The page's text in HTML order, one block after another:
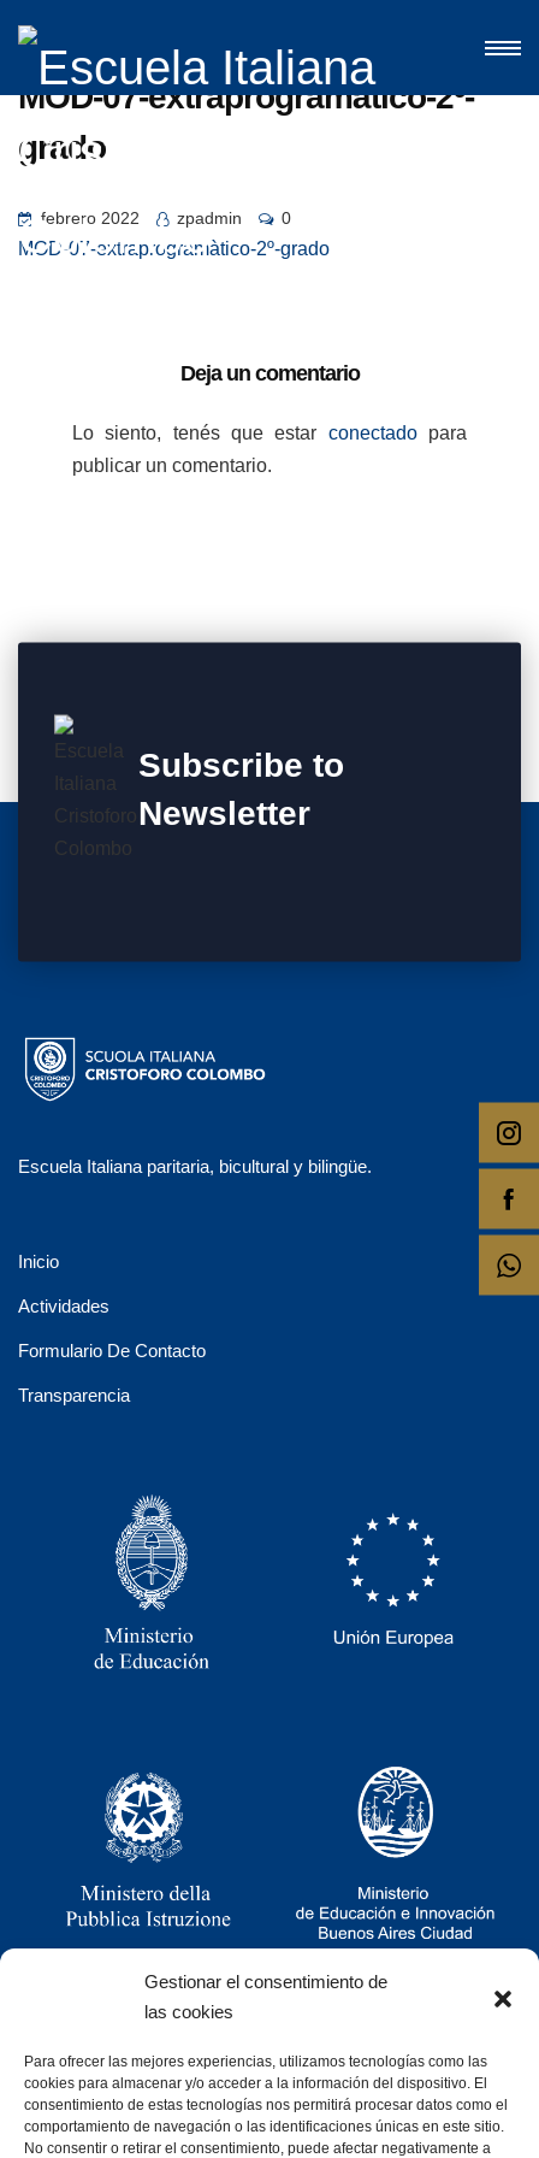
Gestionar el consentimiento de
las cookies
Para ofrecer las mejores experiencias, utilizamos tecnologías como las
cookies para almacenar y/o acceder a la información del dispositivo. El
consentimiento de estas tecnologías nos permitirá procesar datos como el
comportamiento de navegación o las identificaciones únicas en este sitio.
No consentir o retirar el consentimiento, puede afectar negativamente a
MOD-07-extraprogramàtico-2º-
grado
febrero 2022 zpadmin 0
MOD-07-extraprogramàtico-2º-grado
Deja un comentario
Lo siento, tenés que estar conectadopara
publicar un comentario.
Subscribe to
Newsletter
Escuela Italiana paritaria, bicultural y bilingüe.
Inicio
Actividades
Formulario De Contacto
Transparencia
Ramsay 2251, CABA, Argentina
011 4781-0060
consultas@cristoforocolombo.org.ar